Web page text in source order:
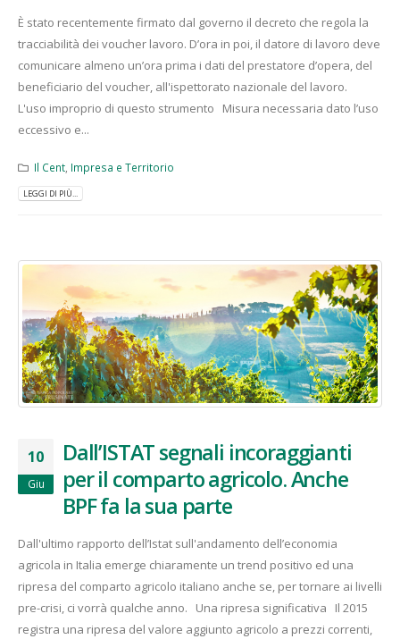
È stato recentemente firmato dal governo il decreto che regola la
tracciabilità dei voucher lavoro. D’ora in poi, il datore di lavoro deve
comunicare almeno un’ora prima i dati del prestatore d’opera, del
beneficiario del voucher, all'ispettorato nazionale del lavoro.
L'uso improprio di questo strumento Misura necessaria dato l’uso
eccessivo e...
Il Cent, Impresa e Territorio
LEGGI DI PIÙ...
10
Giu
Dall’ISTAT segnali incoraggianti
per il comparto agricolo. Anche
BPF fa la sua parte
Dall'ultimo rapporto dell’Istat sull'andamento dell’economia
agricola in Italia emerge chiaramente un trend positivo ed una
ripresa del comparto agricolo italiano anche se, per tornare ai livelli
pre-crisi, ci vorrà qualche anno. Una ripresa significativa Il 2015
registra una ripresa del valore aggiunto agricolo a prezzi correnti,